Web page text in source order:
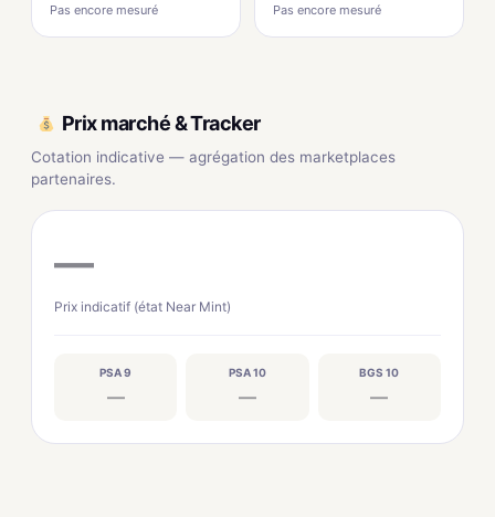
Pas encore mesuré Pas encore mesuré
Prix marché & Tracker
Cotation indicative — agrégation des marketplaces
partenaires.
—
Prix indicatif (état Near Mint)
PSA 9
—
PSA 10
—
BGS 10
—